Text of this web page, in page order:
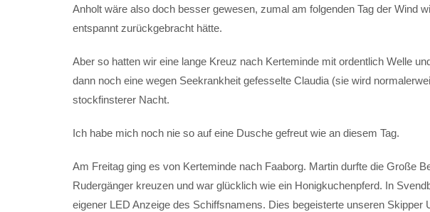
Anholt wäre also doch besser gewesen, zumal am folgenden Tag der Wind
entspannt zurückgebracht hätte.
Aber so hatten wir eine lange Kreuz nach Kerteminde mit ordentlich Welle
dann noch eine wegen Seekrankheit gefesselte Claudia (sie wird
stockfinsterer Nacht.
Ich habe mich noch nie so auf eine Dusche gefreut wie an diesem Tag.
Am Freitag ging es von Kerteminde nach Faaborg. Martin durfte die Große
Rudergänger kreuzen und war glücklich wie ein Honigkuchenpferd. In
eigener LED Anzeige des Schiffsnamens. Dies begeisterte unseren